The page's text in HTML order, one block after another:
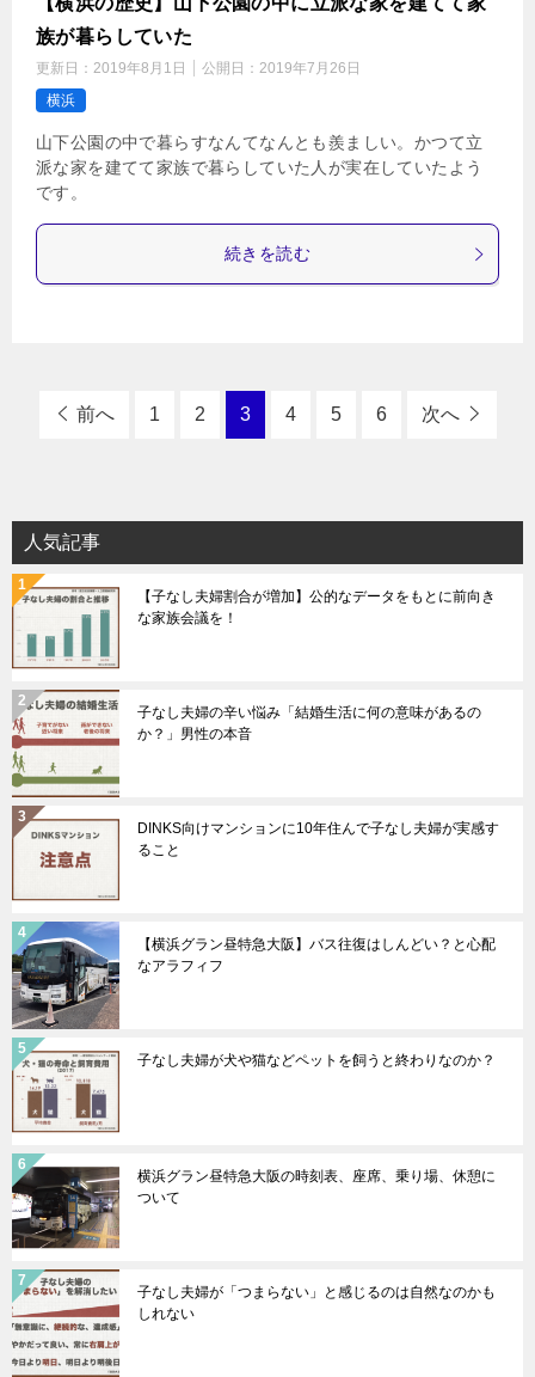
族が暮らしていた
更新日： 2019年8月1日 公開日： 2019年7月26日
横浜
山下公園の中で暮らすなんてなんとも羨ましい。かつて立
派な家を建てて家族で暮らしていた人が実在していたよう
です。
続きを読む
前へ 1 2 3 4 5 6 次へ
人気記事
【子なし夫婦割合が増加】公的なデータをもとに前向き
な家族会議を！
子なし夫婦の辛い悩み「結婚生活に何の意味があるの
か？」男性の本音
DINKS向けマンションに10年住んで子なし夫婦が実感す
ること
【横浜グラン昼特急大阪】バス往復はしんどい？と心配
なアラフィフ
子なし夫婦が犬や猫などペットを飼うと終わりなのか？
横浜グラン昼特急大阪の時刻表、座席、乗り場、休憩に
ついて
子なし夫婦が「つまらない」と感じるのは自然なのかも
しれない